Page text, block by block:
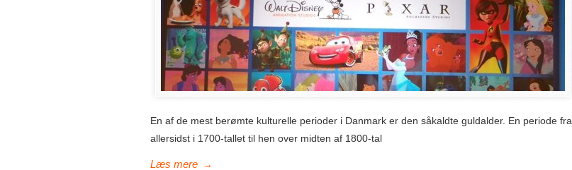
En af de mest berømte kulturelle perioder i Danmark er den såkaldte guldalder. En periode fra
allersidst i 1700-tallet til hen over midten af 1800-tal
→